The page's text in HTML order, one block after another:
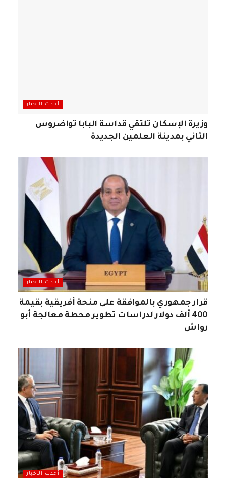
أحدث الاخبار
وزيرة الإسكان تلتقي قداسة البابا تواضروس
الثاني بمدينة العلمين الجديدة
أحدث الاخبار
قرار جمهوري بالموافقة على منحة أفريقية بقيمة
400 ألف دولار لدراسات تطوير محطة معالجة أبو
رواش
أحدث الاخبار